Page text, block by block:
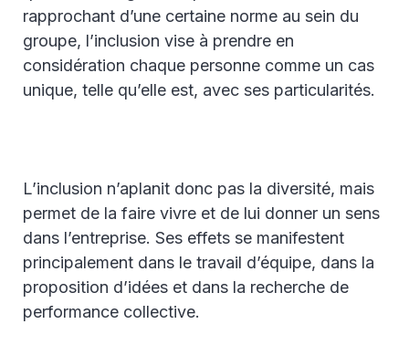
rapprochant d’une certaine norme au sein du
groupe, l’inclusion vise à prendre en
considération chaque personne comme un cas
unique, telle qu’elle est, avec ses particularités.
L’inclusion n’aplanit donc pas la diversité, mais
permet de la faire vivre et de lui donner un sens
dans l’entreprise. Ses effets se manifestent
principalement dans le travail d’équipe, dans la
proposition d’idées et dans la recherche de
performance collective.